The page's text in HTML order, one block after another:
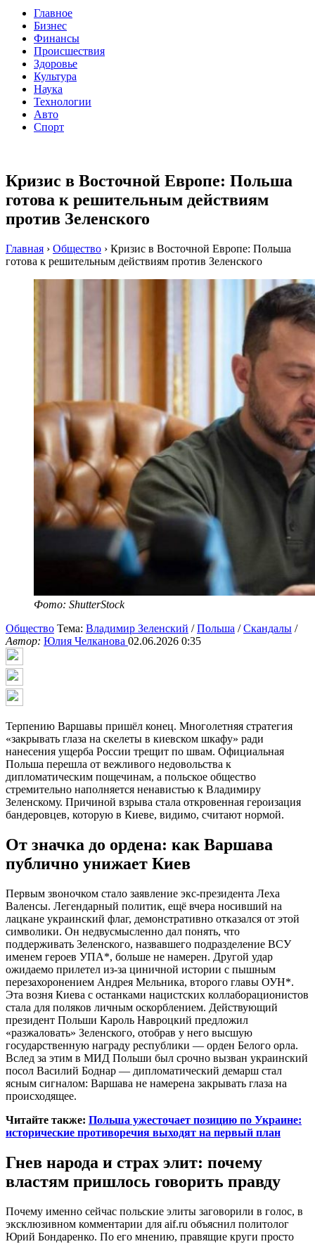
Главное
Бизнес
Финансы
Происшествия
Здоровье
Культура
Наука
Технологии
Авто
Спорт
Кризис в Восточной Европе: Польша
готова к решительным действиям
против Зеленского
Главная › Общество › Кризис в Восточной Европе: Польша
готова к решительным действиям против Зеленского
Фото: ShutterStock
Общество Тема: Владимир Зеленский /Польша /Скандалы /
Автор: Юлия Челканова 02.06.2026 0:35
Терпению Варшавы пришёл конец. Многолетняя стратегия
«закрывать глаза на скелеты в киевском шкафу» ради
нанесения ущерба России трещит по швам. Официальная
Польша перешла от вежливого недовольства к
дипломатическим пощечинам, а польское общество
стремительно наполняется ненавистью к Владимиру
Зеленскому. Причиной взрыва стала откровенная героизация
бандеровцев, которую в Киеве, видимо, считают нормой.
От значка до ордена: как Варшава
публично унижает Киев
Первым звоночком стало заявление экс-президента Леха
Валенсы. Легендарный политик, ещё вчера носивший на
лацкане украинский флаг, демонстративно отказался от этой
символики. Он недвусмысленно дал понять, что
поддерживать Зеленского, назвавшего подразделение ВСУ
именем героев УПА*, больше не намерен. Другой удар
ожидаемо прилетел из-за циничной истории с пышным
перезахоронением Андрея Мельника, второго главы ОУН*.
Эта возня Киева с останками нацистских коллаборационистов
стала для поляков личным оскорблением. Действующий
президент Польши Кароль Навроцкий предложил
«разжаловать» Зеленского, отобрав у него высшую
государственную награду республики — орден Белого орла.
Вслед за этим в МИД Польши был срочно вызван украинский
посол Василий Боднар — дипломатический демарш стал
ясным сигналом: Варшава не намерена закрывать глаза на
происходящее.
Читайте также: Польша ужесточает позицию по Украине:
исторические противоречия выходят на первый план
Гнев народа и страх элит: почему
властям пришлось говорить правду
Почему именно сейчас польские элиты заговорили в голос, в
эксклюзивном комментарии для aif.ru объяснил политолог
Юрий Бондаренко. По его мнению, правящие круги просто